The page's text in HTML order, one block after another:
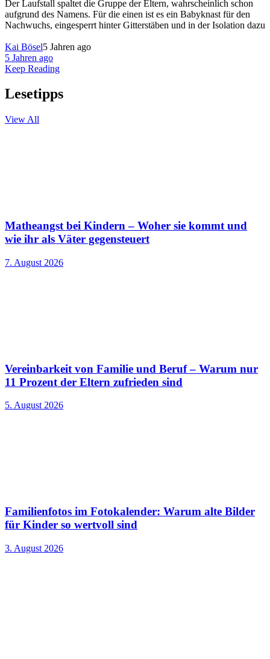
Der Laufstall spaltet die Gruppe der Eltern, wahrscheinlich schon
aufgrund des Namens. Für die einen ist es ein Babyknast für den
Nachwuchs, eingesperrt hinter Gitterstäben und in der Isolation dazu
Kai Bösel5 Jahren ago
5 Jahren ago
Keep Reading
Lesetipps
View All
Matheangst bei Kindern – Woher sie kommt und
wie ihr als Väter gegensteuert
7. August 2026
Vereinbarkeit von Familie und Beruf – Warum nur
11 Prozent der Eltern zufrieden sind
5. August 2026
Familienfotos im Fotokalender: Warum alte Bilder
für Kinder so wertvoll sind
3. August 2026